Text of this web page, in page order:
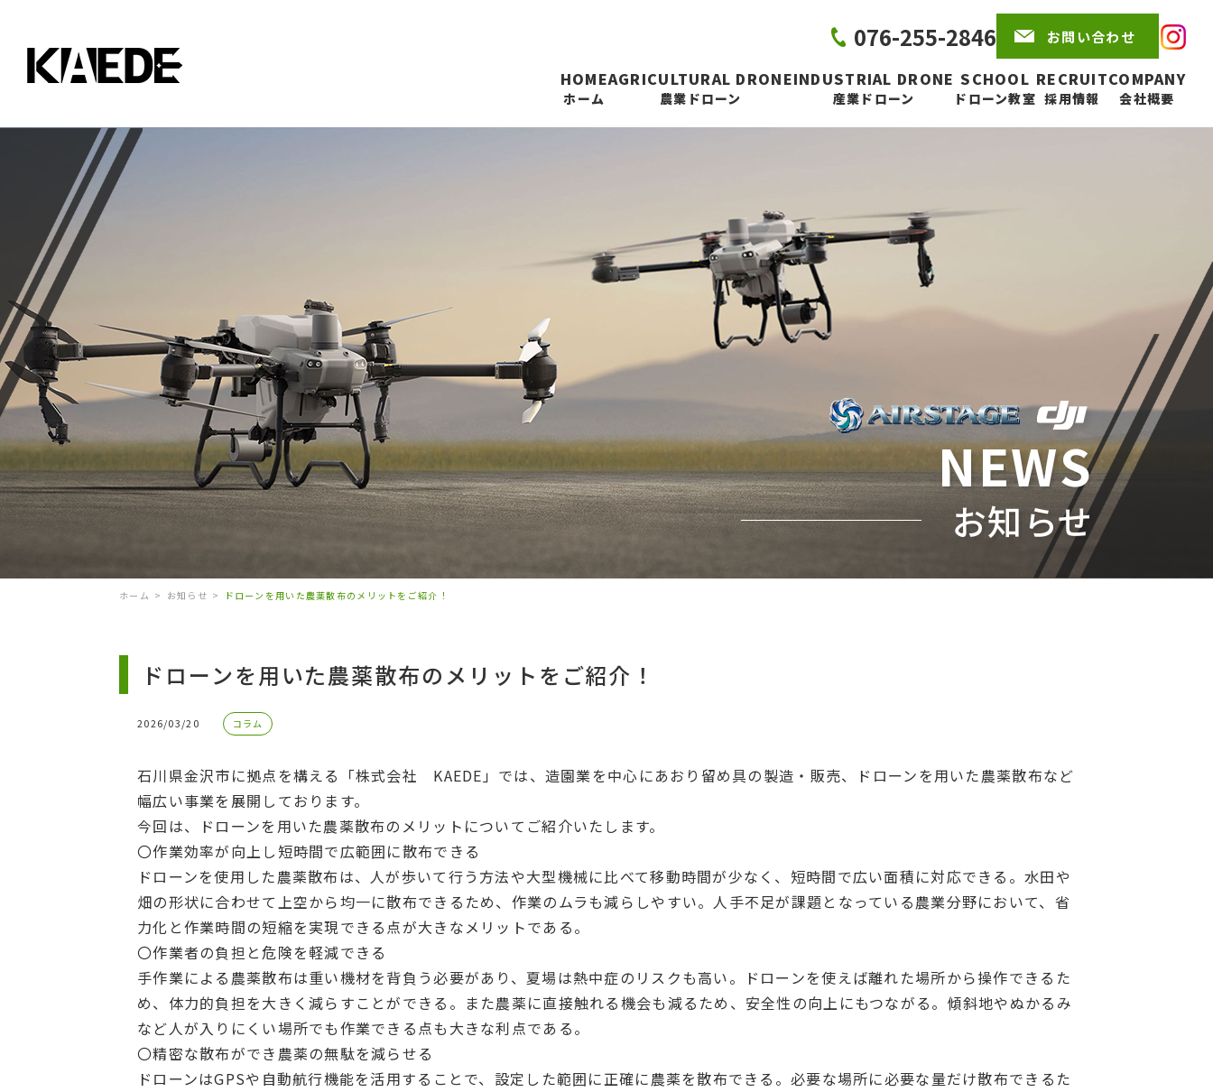
076-255-2846 お問い合わせ
HOME
ホーム
AGRICULTURAL DRONE
農業ドローン
INDUSTRIAL DRONE
産業ドローン
SCHOOL
ドローン教室
RECRUIT
採用情報
COMPANY
会社概要
NEWS
お知らせ
ホーム お知らせ ドローンを用いた農薬散布のメリットをご紹介！
ドローンを用いた農薬散布のメリットをご紹介！
2026/03/20 コラム
石川県金沢市に拠点を構える「株式会社 KAEDE」では、造園業を中心にあおり留め具の製造・販売、ドローンを用いた農薬散布など
幅広い事業を展開しております。
今回は、ドローンを用いた農薬散布のメリットについてご紹介いたします。
〇作業効率が向上し短時間で広範囲に散布できる
ドローンを使用した農薬散布は、人が歩いて行う方法や大型機械に比べて移動時間が少なく、短時間で広い面積に対応できる。水田や
畑の形状に合わせて上空から均一に散布できるため、作業のムラも減らしやすい。人手不足が課題となっている農業分野において、省
力化と作業時間の短縮を実現できる点が大きなメリットである。
〇作業者の負担と危険を軽減できる
手作業による農薬散布は重い機材を背負う必要があり、夏場は熱中症のリスクも高い。ドローンを使えば離れた場所から操作できるた
め、体力的負担を大きく減らすことができる。また農薬に直接触れる機会も減るため、安全性の向上にもつながる。傾斜地やぬかるみ
など人が入りにくい場所でも作業できる点も大きな利点である。
〇精密な散布ができ農薬の無駄を減らせる
ドローンはGPSや自動航行機能を活用することで、設定した範囲に正確に農薬を散布できる。必要な場所に必要な量だけ散布できるた